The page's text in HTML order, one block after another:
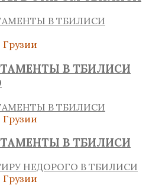
В ТБИЛИСИ
Грузии
В ТБИЛИСИ